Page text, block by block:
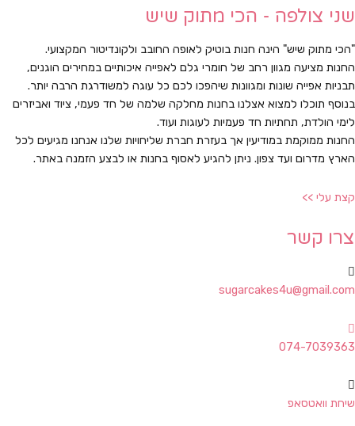
שני צולפה - הכי מתוק שיש
"הכי מתוק שיש" הינה חנות בוטיק לאופה החובב ולקונדיטור המקצועי.
החנות מציעה מגוון רחב של חומרי גלם לאפייה איכותיים במחירים הוגנים,
תבניות אפייה שונות ומגוונות שיהפכו לכם כל עוגה למשודרגת הרבה יותר.
בנוסף תוכלו למצוא אצלנו בחנות מחלקה שלמה של חד פעמי, ציוד ואביזרים
לימי הולדת, תחתיות חד פעמיות לעוגות ועוד.
החנות ממוקמת במודיעין אך בעזרת חברת שליחויות שלנו אנחנו מגיעים לכל
הארץ מדרום ועד צפון. ניתן להגיע לאסוף בחנות או לבצע הזמנה באתר.
קצת עלי >>
צרו קשר
sugarcakes4u@gmail.com
074-7039363
שיחת וואטסאפ